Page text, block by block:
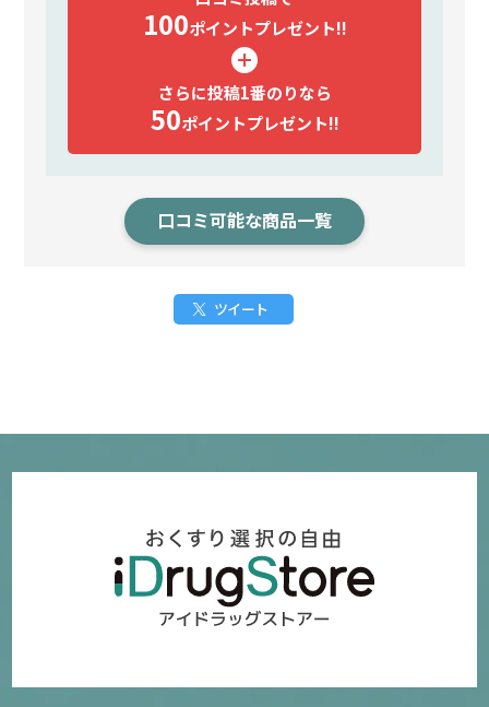
100ポイントプレゼント!!
さらに投稿1番のりなら
50ポイントプレゼント!!
口コミ可能な商品一覧
ツイート